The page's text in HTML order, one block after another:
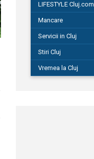
LIFESTYLE Cluj.com
Mancare
Servicii in Cluj
Stiri Cluj
Vremea la Cluj